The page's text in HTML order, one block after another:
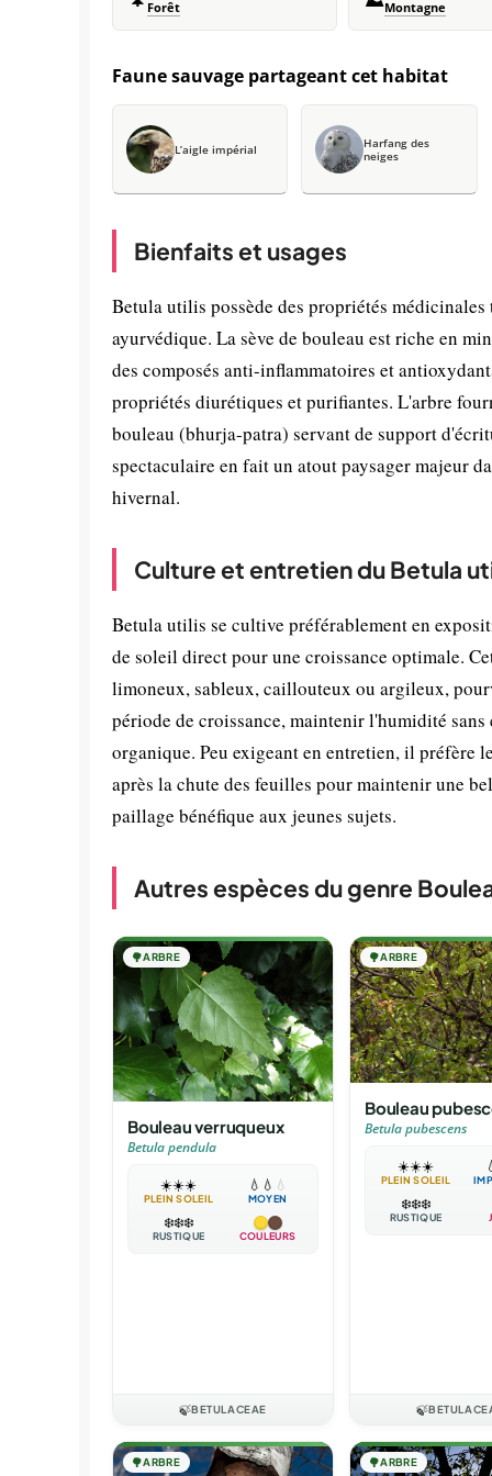
Forêt Montagne
Faune sauvage partageant cet habitat
L’aigle impérial
Harfang des
neiges
Bienfaits et usages
Betula utilis possède des propriétés
ayurvédique. La sève de bouleau est riche en
des composés anti-inflammatoires et
propriétés diurétiques et purifiantes. L'arbre
bouleau (bhurja-patra) servant de support
spectaculaire en fait un atout paysager majeur
hivernal.
Culture et entretien du Betula
Betula utilis se cultive préférablement en
de soleil direct pour une croissance optimale.
limoneux, sableux, caillouteux ou argileux,
période de croissance, maintenir l'humidité
organique. Peu exigeant en entretien, il préfère
après la chute des feuilles pour maintenir une
paillage bénéfique aux jeunes sujets.
Autres espèces du genre
🌳ARBRE
Bouleau verruqueux
Betula pendula
☀️☀️☀️
PLEIN SOLEIL
💧 💧 💧
MOYEN
❄️❄️❄️
RUSTIQUE COULEURS
🍃BETULACEAE
🌳ARBRE
Bouleau
Betula pubescens
☀️☀️☀️
PLEIN SOLEIL
❄️❄️❄️
RUSTIQUE
🍃
🌳ARBRE 🌳ARBRE